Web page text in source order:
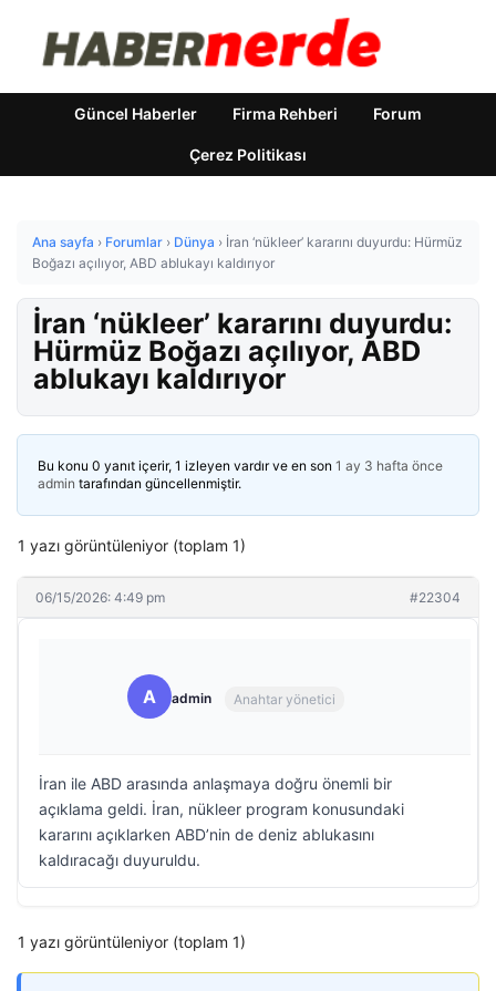
Güncel Haberler Firma Rehberi Forum
Çerez Politikası
Ana sayfa › Forumlar › Dünya › İran ‘nükleer’ kararını duyurdu: Hürmüz
Boğazı açılıyor, ABD ablukayı kaldırıyor
İran ‘nükleer’ kararını duyurdu:
Hürmüz Boğazı açılıyor, ABD
ablukayı kaldırıyor
Bu konu 0 yanıt içerir, 1 izleyen vardır ve en son 1 ay 3 hafta önce
admin tarafından güncellenmiştir.
1 yazı görüntüleniyor (toplam 1)
06/15/2026: 4:49 pm #22304
A admin Anahtar yönetici
İran ile ABD arasında anlaşmaya doğru önemli bir
açıklama geldi. İran, nükleer program konusundaki
kararını açıklarken ABD’nin de deniz ablukasını
kaldıracağı duyuruldu.
1 yazı görüntüleniyor (toplam 1)